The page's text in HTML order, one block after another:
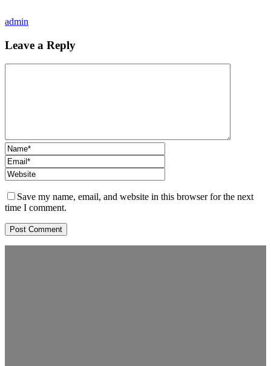
admin
Leave a Reply
Save my name, email, and website in this browser for the next
time I comment.